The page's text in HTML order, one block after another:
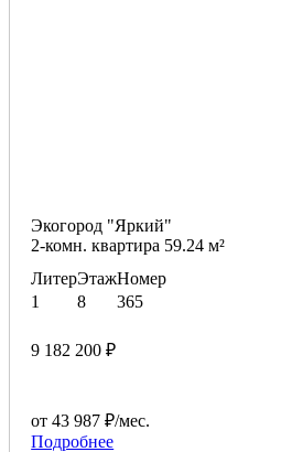
Экогород "Яркий"
2-комн. квартира 59.24 м²
Литер
1
Этаж
8
Номер
365
9 182 200 ₽
от 43 987 ₽/мес.
Подробнее